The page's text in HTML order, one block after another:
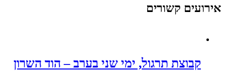
אירועים קשורים
קבוצת תרגול, ימי שני בערב – הוד השרון